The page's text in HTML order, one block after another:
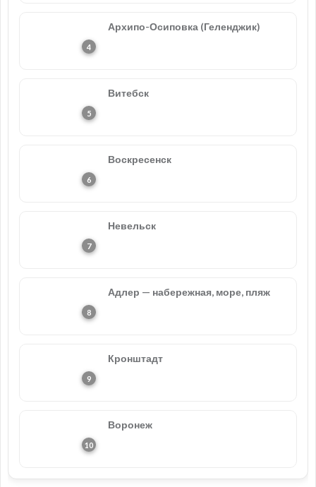
Архипо-Осиповка (Геленджик)
Витебск
Воскресенск
Невельск
Адлер — набережная, море, пляж
Кронштадт
Воронеж